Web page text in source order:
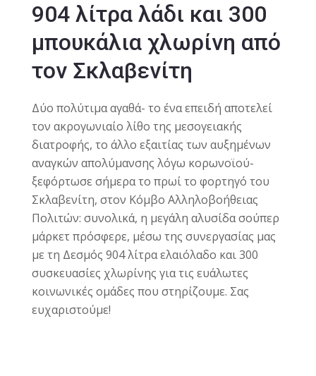
904 λίτρα λάδι και 300
μπουκάλια χλωρίνη από
τον Σκλαβενίτη
Δύο πολύτιμα αγαθά- το ένα επειδή αποτελεί
τον ακρογωνιαίο λίθο της μεσογειακής
διατροφής, το άλλο εξαιτίας των αυξημένων
αναγκών απολύμανσης λόγω κορωνοϊού-
ξεφόρτωσε σήμερα το πρωί το φορτηγό του
Σκλαβενίτη, στον Κόμβο Αλληλοβοήθειας
Πολιτών: συνολικά, η μεγάλη αλυσίδα σούπερ
μάρκετ πρόσφερε, μέσω της συνεργασίας μας
με τη Δεσμός 904 λίτρα ελαιόλαδο και 300
συσκευασίες χλωρίνης για τις ευάλωτες
κοινωνικές ομάδες που στηρίζουμε. Σας
ευχαριστούμε!